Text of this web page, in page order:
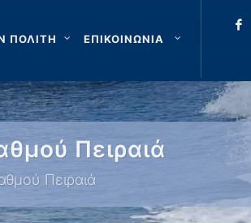
ΠΟΛΙΤΗ ΕΠΙΚΟΙΝΩΝΙΑ
Πειραιά
Πειραιά